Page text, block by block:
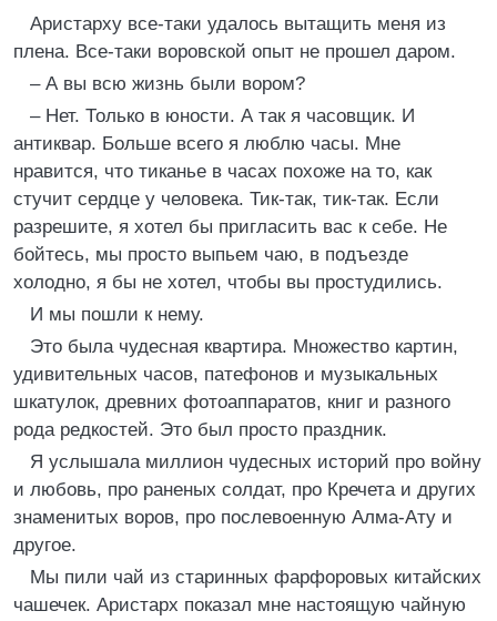
Аристарху все-таки удалось вытащить меня из
плена. Все-таки воровской опыт не прошел даром.
– А вы всю жизнь были вором?
– Нет. Только в юности. А так я часовщик. И
антиквар. Больше всего я люблю часы. Мне
нравится, что тиканье в часах похоже на то, как
стучит сердце у человека. Тик-так, тик-так. Если
разрешите, я хотел бы пригласить вас к себе. Не
бойтесь, мы просто выпьем чаю, в подъезде
холодно, я бы не хотел, чтобы вы простудились.
И мы пошли к нему.
Это была чудесная квартира. Множество картин,
удивительных часов, патефонов и музыкальных
шкатулок, древних фотоаппаратов, книг и разного
рода редкостей. Это был просто праздник.
Я услышала миллион чудесных историй про войну
и любовь, про раненых солдат, про Кречета и других
знаменитых воров, про послевоенную Алма-Ату и
другое.
Мы пили чай из старинных фарфоровых китайских
чашечек. Аристарх показал мне настоящую чайную